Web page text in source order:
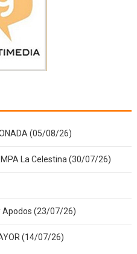
(05/08/26)
La Celestina (30/07/26)
Apodos (23/07/26)
(14/07/26)